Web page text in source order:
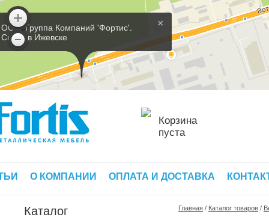
×
ООО 'Группа Компаний 'Фортис'.
Склад в Ижевске
Корзина
пуста
О КОМПАНИИ ОПЛАТА И ДОСТАВКА
Каталог Главная / Каталог товаров /